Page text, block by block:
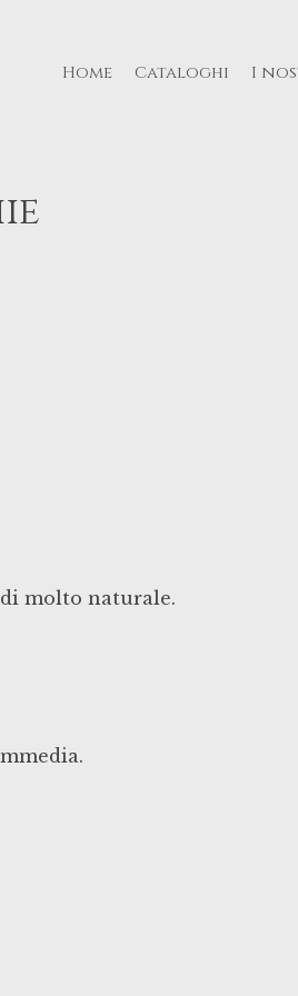
Home Cataloghi I
molto naturale.